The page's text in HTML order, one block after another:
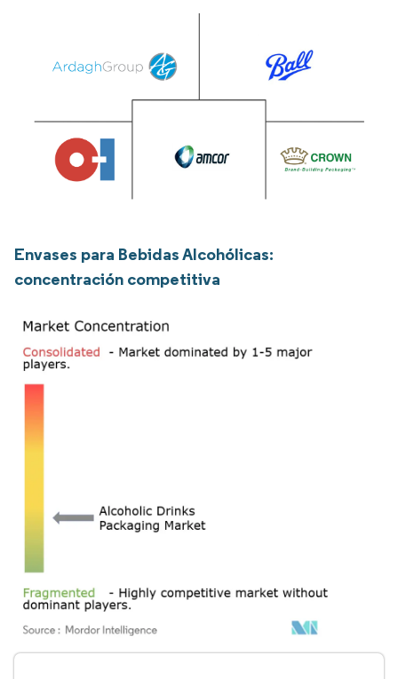
Envases para Bebidas Alcohólicas:
concentración competitiva